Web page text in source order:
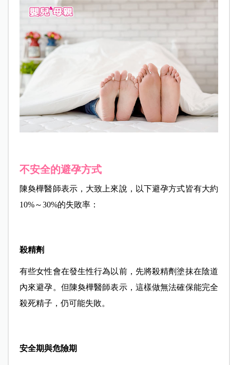
不安全的避孕方式
陳奐樺醫師表示，大致上來說，以下避孕方式皆有大約
10%～30%的失敗率：
殺精劑
有些女性會在發生性行為以前，先將殺精劑塗抹在陰道
內來避孕。但陳奐樺醫師表示，這樣做無法確保能完全
殺死精子，仍可能失敗。
安全期與危險期